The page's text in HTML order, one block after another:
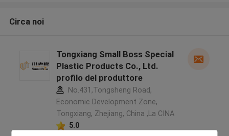
Circa noi
Tongxiang Small Boss Special
Plastic Products Co., Ltd.
profilo del produttore
No.431,Tongsheng Road,
Economic Development Zone,
Tongxiang, Zhejiang, China ,La CINA
5.0